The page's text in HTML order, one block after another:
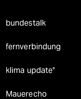
bundestalk
fernverbindung
klima update°
Mauerecho